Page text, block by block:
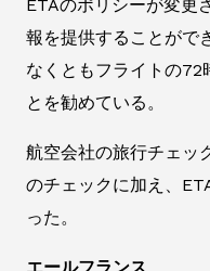
ETAのポリシーが変更
報を提供することがで
なくともフライトの72
とを勧めている。
航空会社の旅行チェッ
のチェックに加え、
った。